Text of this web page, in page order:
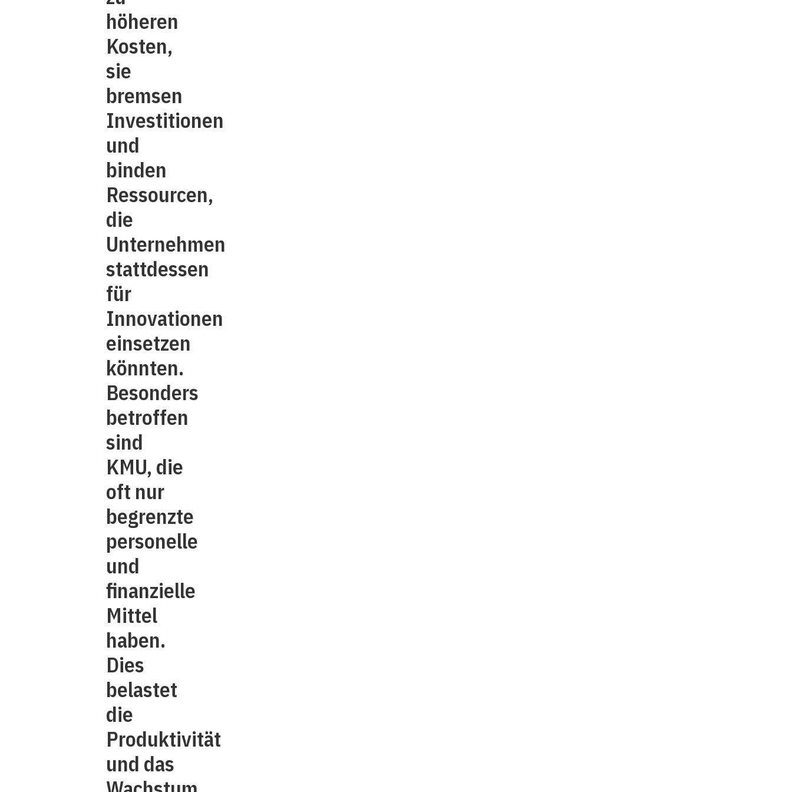
höheren
Kosten,
sie
bremsen
Investitionen
und
binden
Ressourcen,
die
Unternehmen
stattdessen
für
Innovationen
einsetzen
könnten.
Besonders
betroffen
sind
KMU, die
oft nur
begrenzte
personelle
und
finanzielle
Mittel
haben.
Dies
belastet
die
Produktivität
und das